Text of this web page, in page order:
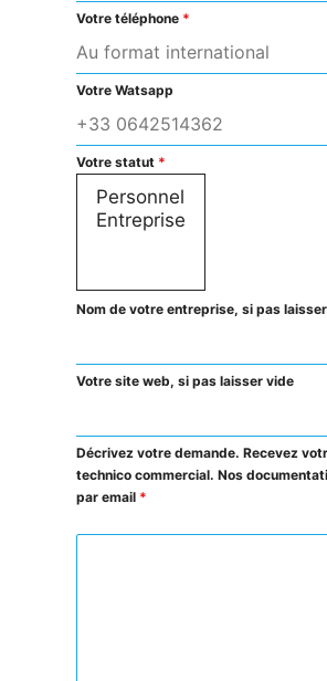
Votre téléphone *
Votre Watsapp
Votre statut *
Nom de votre entreprise, si pas
Votre site web, si pas laisser vide
Décrivez votre demande. Recevez
technico commercial. Nos
par email *